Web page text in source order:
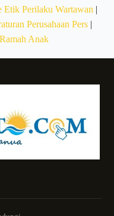
Etik Perilaku Wartawan |
Perusahaan Pers|
Anak